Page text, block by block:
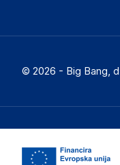
© 2026 - Big Bang,